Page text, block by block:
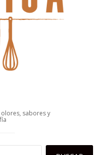
sabores y